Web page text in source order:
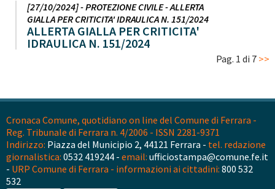
[27/10/2024] - PROTEZIONE CIVILE - ALLERTA
GIALLA PER CRITICITA' IDRAULICA N. 151/2024
ALLERTA GIALLA PER CRITICITA'
IDRAULICA N. 151/2024
Pag. 1 di 7 >>
Cronaca Comune, quotidiano on line del Comune di Ferrara -
Reg. Tribunale di Ferrara n. 4/2006 - ISSN 2281-9371
Indirizzo: Piazza del Municipio 2, 44121 Ferrara - tel. redazione
giornalistica: 0532 419244 - email: ufficiostampa@comune.fe.it
- URP Comune di Ferrara - informazioni ai cittadini: 800 532
532